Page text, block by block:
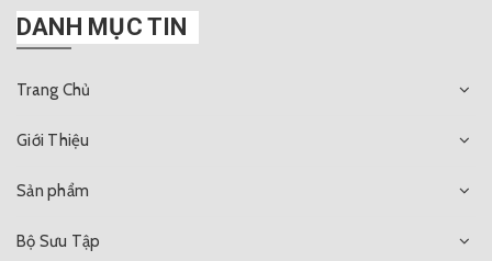
DANH MỤC TIN
Trang Chủ
Giới Thiệu
Sản phẩm
Bộ Sưu Tập